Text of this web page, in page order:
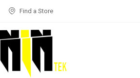
Find a Store